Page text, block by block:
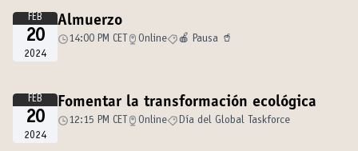
FEB
20
2024
Almuerzo
14:00 PM CET Online 🍎 Pausa 🥤
FEB
20
2024
Fomentar la transformación ecológica
12:15 PM CET Online Día del Global Taskforce